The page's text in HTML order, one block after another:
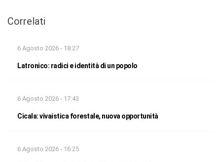
Correlati
6 Agosto 2026 - 18:27
Latronico: radici e identità di un popolo
6 Agosto 2026 - 17:43
Cicala: vivaistica forestale, nuova opportunità
6 Agosto 2026 - 16:25